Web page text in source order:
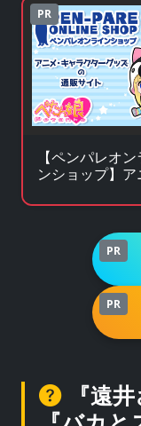
PR
【ペンパレオン
ンショップ】ア
ッズの通販サイ
PR
PR
『遠